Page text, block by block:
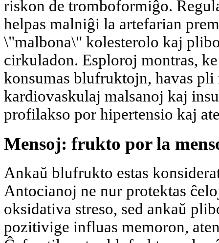
riskon de tromboformiĝo.
helpas malniĝi la artefarian
\"malbona\" kolesterolo kaj
cirkuladon. Esploroj montras,
konsumas blufruktojn, havas
kardiovaskulaj malsanoj kaj
profilakso por hipertensio kaj
Mensoj: frukto por la
Ankaŭ blufrukto estas
Antocianoj ne nur protektas
oksidativa streso, sed ankaŭ
pozitivige influas memoron,